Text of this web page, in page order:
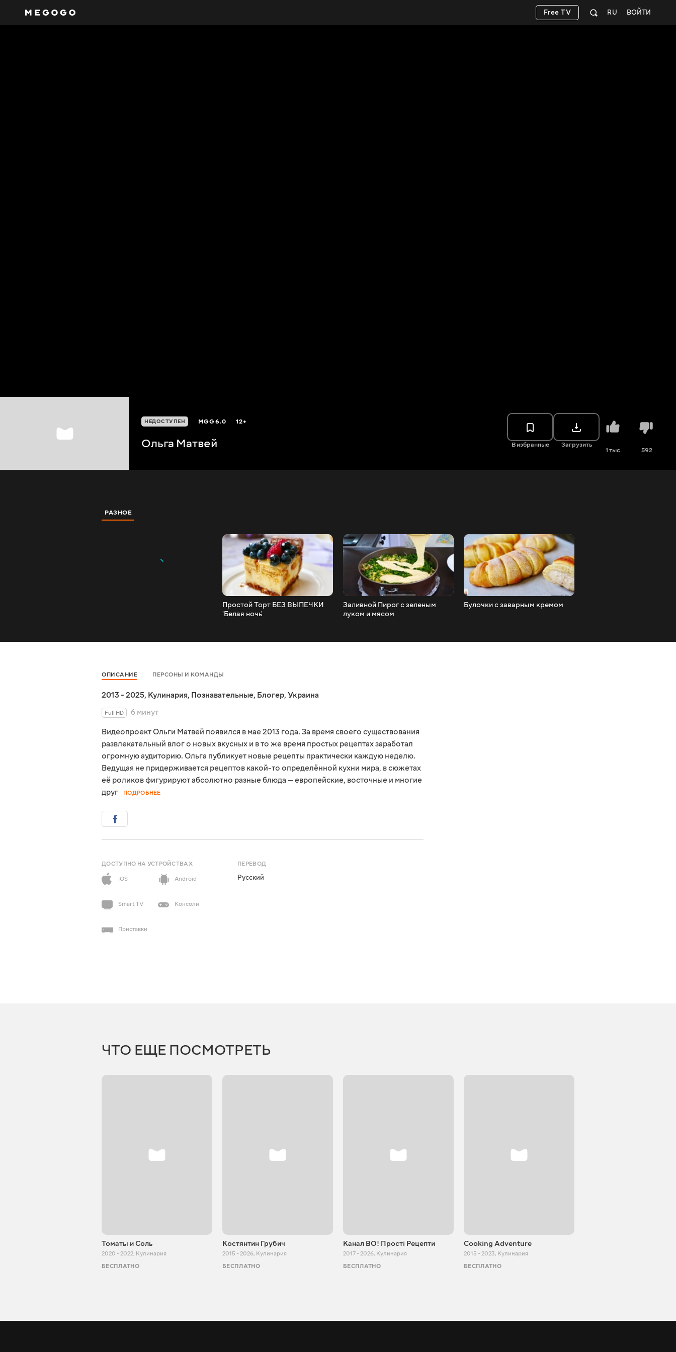
ВОЙТИ
RU
Free TV
НЕДОСТУПЕН MGG6.0 12+
Ольга Матвей В избранные Загрузить
1 тыс. 592
РАЗНОЕ
Простой Торт БЕЗ ВЫПЕЧКИ
'Белая ночь'
Заливной Пирог с зеленым
луком и мясом
Булочки с заварным кремом
ОПИСАНИЕ ПЕРСОНЫ И КОМАНДЫ
2013 - 2025, Кулинария, Познавательные, Блогер, Украина
Full HD
6 минут
Видеопроект Ольги Матвей появился в мае 2013 года. За время своего существования
развлекательный влог о новых вкусных и в то же время простых рецептах заработал
огромную аудиторию. Ольга публикует новые рецепты практически каждую неделю.
Ведущая не придерживается рецептов какой-то определённой кухни мира, в сюжетах
её роликов фигурируют абсолютно разные блюда — европейские, восточные и многие
друг
ПОДРОБНЕЕ
ДОСТУПНО НА УСТРОЙСТВАХ
iOS
Android
Smart TV Консоли
Приставки
ПЕРЕВОД
Русский
ЧТО ЕЩЕ ПОСМОТРЕТЬ
Томаты и Соль
2020 - 2022, Кулинария
БЕСПЛАТНО
Костянтин Грубич
2015 - 2026, Кулинария
БЕСПЛАТНО
Канал ВО! Прості Рецепти
2017 - 2026, Кулинария
БЕСПЛАТНО
Cooking Adventure
2015 - 2023, Кулинария
БЕСПЛАТНО